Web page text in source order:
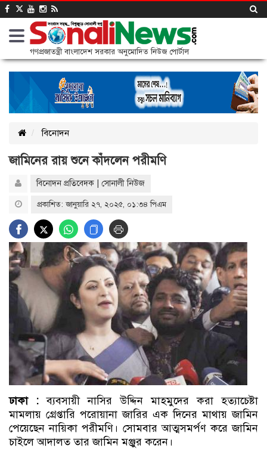
গণপ্রজাতন্ত্রী বাংলাদেশ সরকার অনুমোদিত নিউজ পোর্টাল
বিনোদন
জামিনের রায় শুনে কাঁদলেন পরীমণি
বিনোদন প্রতিবেদক | সোনালী নিউজ
প্রকাশিত: জানুয়ারি ২৭, ২০২৫, ০১:৩৪ পিএম
ঢাকা :ব্যবসায়ী নাসির উদ্দিন মাহমুদের করা হত্যাচেষ্টা
মামলায় গ্রেপ্তারি পরোয়ানা জারির এক দিনের মাথায় জামিন
পেয়েছেন নায়িকা পরীমণি। সোমবার আত্মসমর্পণ করে জামিন
চাইলে আদালত তার জামিন মঞ্জুর করেন।